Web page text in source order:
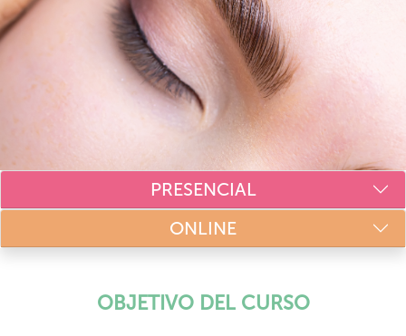
PRESENCIAL
ONLINE
OBJETIVO DEL CURSO